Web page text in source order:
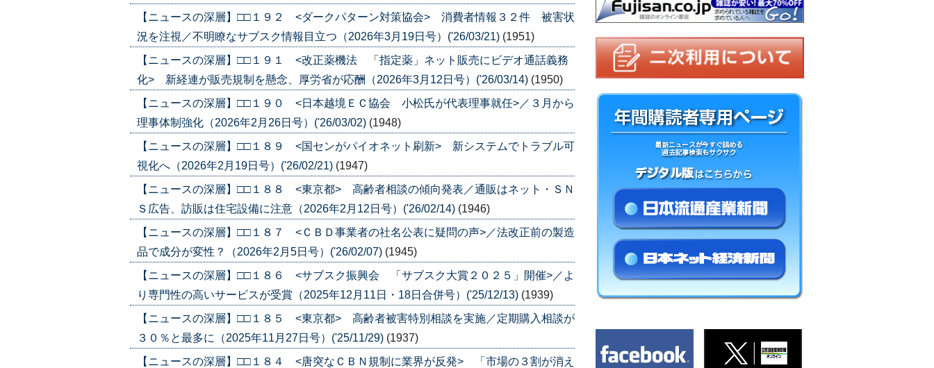
【ニュースの深層】□□１９２ <ダークパターン対策協会> 消費者情報３２件 被害状
況を注視／不明瞭なサブスク情報目立つ（2026年3月19日号）('26/03/21) (1951)
【ニュースの深層】□□１９１ <改正薬機法 「指定薬」ネット販売にビデオ通話義務
化> 新経連が販売規制を懸念、厚労省が応酬（2026年3月12日号）('26/03/14) (1950)
【ニュースの深層】□□１９０ <日本越境ＥＣ協会 小松氏が代表理事就任>／３月から
理事体制強化（2026年2月26日号）('26/03/02) (1948)
【ニュースの深層】□□１８９ <国センがパイオネット刷新> 新システムでトラブル可
視化へ（2026年2月19日号）('26/02/21) (1947)
【ニュースの深層】□□１８８ <東京都> 高齢者相談の傾向発表／通販はネット・ＳＮ
Ｓ広告、訪販は住宅設備に注意（2026年2月12日号）('26/02/14) (1946)
【ニュースの深層】□□１８７ <ＣＢＤ事業者の社名公表に疑問の声>／法改正前の製造
品で成分が変性？（2026年2月5日号）('26/02/07) (1945)
【ニュースの深層】□□１８６ <サブスク振興会 「サブスク大賞２０２５」開催>／よ
り専門性の高いサービスが受賞（2025年12月11日・18日合併号）('25/12/13) (1939)
【ニュースの深層】□□１８５ <東京都> 高齢者被害特別相談を実施／定期購入相談が
３０％と最多に（2025年11月27日号）('25/11/29) (1937)
【ニュースの深層】□□１８４ <唐突なＣＢＮ規制に業界が反発> 「市場の３割が消え